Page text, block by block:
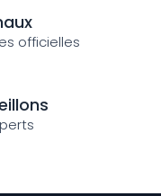
officielles